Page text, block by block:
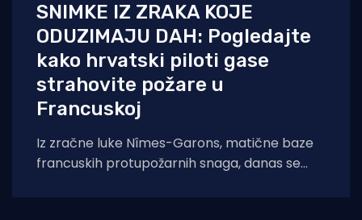
SNIMKE IZ ZRAKA KOJE
ODUZIMAJU DAH: Pogledajte
kako hrvatski piloti gase
strahovite požare u
Francuskoj
Iz zračne luke Nîmes-Garons, matične baze
francuskih protupožarnih snaga, danas se